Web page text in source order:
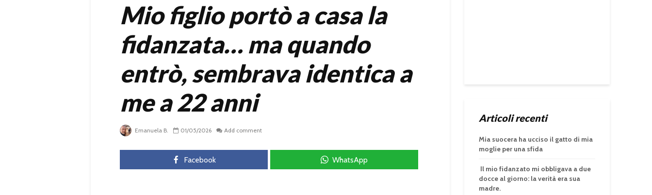
Mio figlio portò a casa la
fidanzata… ma quando
entrò, sembrava identica a
me a 22 anni
Emanuela B. 01/05/2026 Add comment
Facebook WhatsApp
Articoli recenti
Mia suocera ha ucciso il gatto di mia
moglie per una sfida
Il mio fidanzato mi obbligava a due
docce al giorno: la verità era sua
madre.